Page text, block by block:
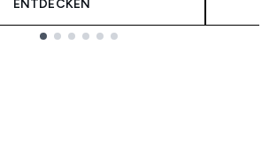
ENTDECKEN